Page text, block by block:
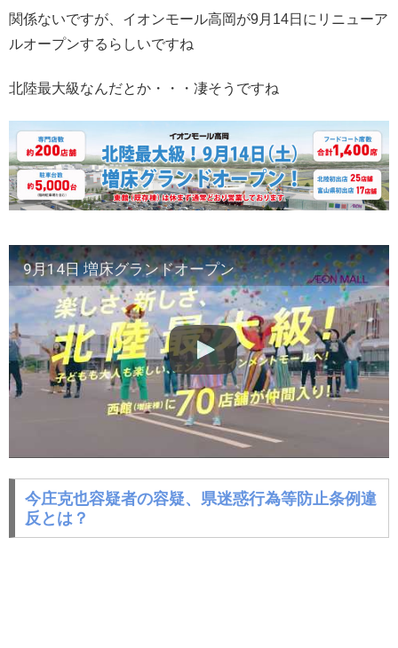
関係ないですが、イオンモール高岡が9月14日にリニューア
ルオープンするらしいですね
北陸最大級なんだとか・・・凄そうですね
9月14日 増床グランドオープン
今庄克也容疑者の容疑、県迷惑行為等防止条例違
反とは？